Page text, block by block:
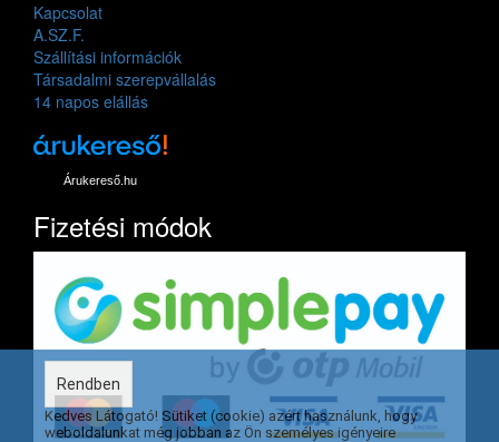
Kapcsolat
A.SZ.F.
Szállítási információk
Társadalmi szerepvállalás
14 napos elállás
Árukereső.hu
Fizetési módok
Rendben
Kedves Látogató! Sütiket (cookie) azért használunk, hogy
weboldalunkat még jobban az Ön személyes igényeire